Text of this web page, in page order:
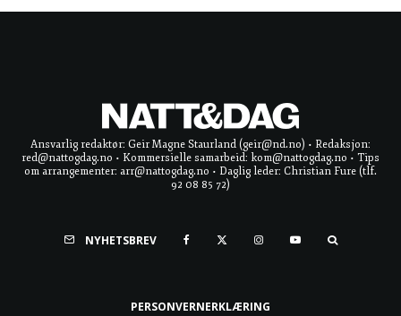
Ansvarlig redaktør: Geir Magne Staurland (geir@nd.no) • Redaksjon:
red@nattogdag.no • Kommersielle samarbeid: kom@nattogdag.no • Tips
om arrangementer: arr@nattogdag.no • Daglig leder: Christian Fure (tlf.
92 08 85 72)
NYHETSBREV
PERSONVERNERKLÆRING